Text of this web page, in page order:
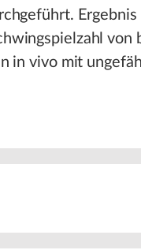
Ergebnis
von
in vivo mit